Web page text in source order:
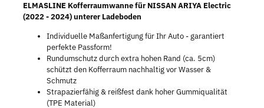
ELMASLINE Kofferraumwanne für NISSAN ARIYA Electric
(2022 - 2024) unterer Ladeboden
Individuelle Maßanfertigung für Ihr Auto - garantiert
perfekte Passform!
Rundumschutz durch extra hohen Rand (ca. 5cm)
schützt den Kofferraum nachhaltig vor Wasser &
Schmutz
Strapazierfähig & reißfest dank hoher Gummiqualität
(TPE Material)